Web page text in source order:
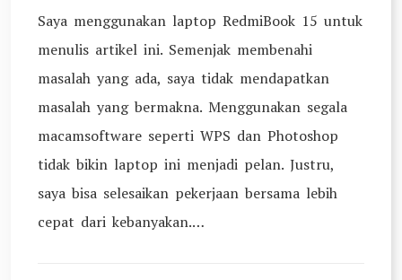
Saya menggunakan laptop RedmiBook 15 untuk
menulis artikel ini. Semenjak membenahi
masalah yang ada, saya tidak mendapatkan
masalah yang bermakna. Menggunakan segala
macamsoftware seperti WPS dan Photoshop
tidak bikin laptop ini menjadi pelan. Justru,
saya bisa selesaikan pekerjaan bersama lebih
cepat dari kebanyakan.…